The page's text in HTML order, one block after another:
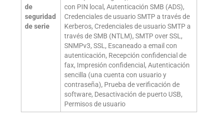
de
seguridad
de serie
con PIN local, Autenticación SMB (ADS),
Credenciales de usuario SMTP a través de
Kerberos, Credenciales de usuario SMTP a
través de SMB (NTLM), SMTP over SSL,
SNMPv3, SSL, Escaneado a email con
autenticación, Recepción confidencial de
fax, Impresión confidencial, Autenticación
sencilla (una cuenta con usuario y
contraseña), Prueba de verificación de
software, Desactivación de puerto USB,
Permisos de usuario